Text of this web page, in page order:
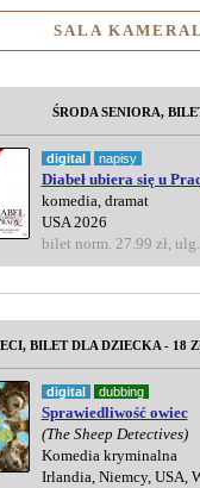
SALA
ŚRODA SENIORA,
digital napisy
Diabeł ubiera się u
komedia, dramat
USA 2026
bilet norm. 27.99 zł,
BILET DLA DZIECKA - 18
digital dubbing
Sprawiedliwość owiec
(The Sheep Detectives)
Komedia kryminalna
Irlandia, Niemcy, USA,